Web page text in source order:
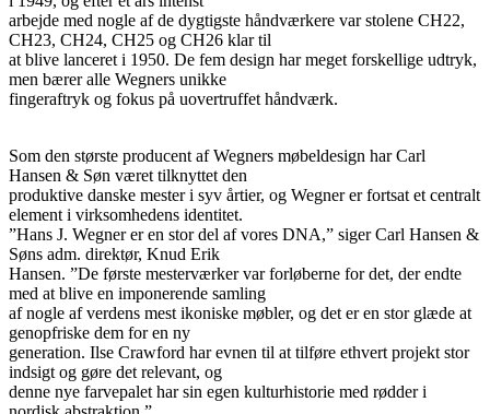
arbejde med nogle af de dygtigste håndværkere var stolene CH22,
CH23, CH24, CH25 og CH26 klar til
at blive lanceret i 1950. De fem design har meget forskellige udtryk,
men bærer alle Wegners unikke
fingeraftryk og fokus på uovertruffet håndværk.
Som den største producent af Wegners møbeldesign har Carl
Hansen & Søn været tilknyttet den
produktive danske mester i syv årtier, og Wegner er fortsat et centralt
element i virksomhedens identitet.
”Hans J. Wegner er en stor del af vores DNA,” siger Carl Hansen &
Søns adm. direktør, Knud Erik
Hansen. ”De første mesterværker var forløberne for det, der endte
med at blive en imponerende samling
af nogle af verdens mest ikoniske møbler, og det er en stor glæde at
genopfriske dem for en ny
generation. Ilse Crawford har evnen til at tilføre ethvert projekt stor
indsigt og gøre det relevant, og
denne nye farvepalet har sin egen kulturhistorie med rødder i